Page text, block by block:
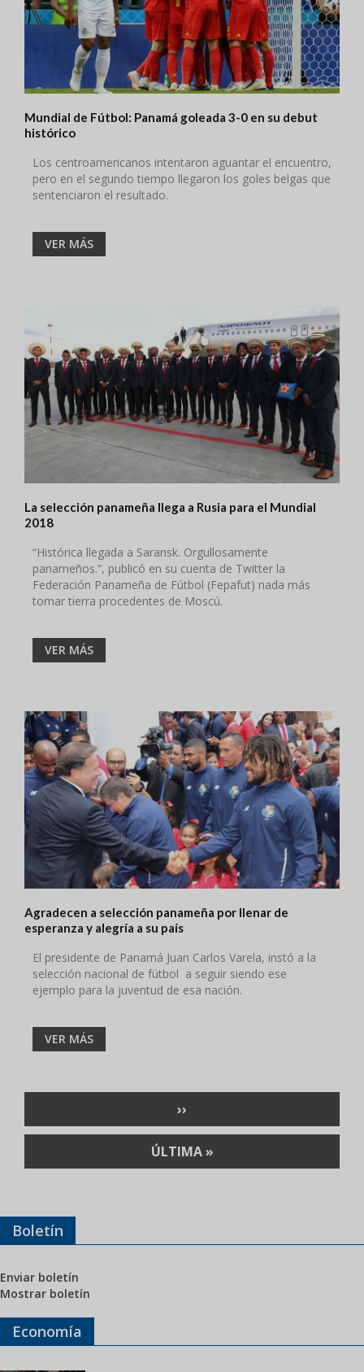
Mundial de Fútbol: Panamá goleada 3-0 en su debut
histórico
Los centroamericanos intentaron aguantar el encuentro,
pero en el segundo tiempo llegaron los goles belgas que
sentenciaron el resultado.
VER MÁS
La selección panameña llega a Rusia para el Mundial
2018
“Histórica llegada a Saransk. Orgullosamente
panameños.”, publicó en su cuenta de Twitter la
Federación Panameña de Fútbol (Fepafut) nada más
tomar tierra procedentes de Moscú.
VER MÁS
Agradecen a selección panameña por llenar de
esperanza y alegría a su país
El presidente de Panamá Juan Carlos Varela, instó a la
selección nacional de fútbol a seguir siendo ese
ejemplo para la juventud de esa nación.
VER MÁS
SIGUIENTE
PÁGINA
››
ÚLTIMA
PÁGINA
ÚLTIMA »
Boletín
Enviar boletín
Mostrar boletín
Economía